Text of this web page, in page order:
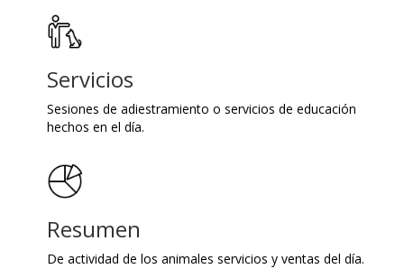
Servicios
Sesiones de adiestramiento o servicios de educación
hechos en el día.
Resumen
De actividad de los animales servicios y ventas del día.